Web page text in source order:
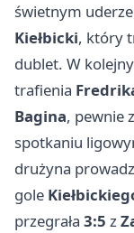
świetnym
Kiełbicki, który
dublet. W
trafienia
Bagina, pewnie
spotkaniu
drużyna
gole
przegrała 3:5 z